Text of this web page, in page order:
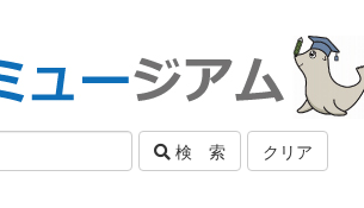
検 索 クリア